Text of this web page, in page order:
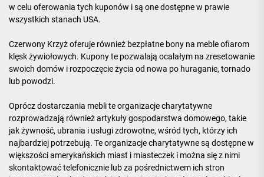
w celu oferowania tych kuponów i są one dostępne w prawie
wszystkich stanach USA.
Czerwony Krzyż oferuje również bezpłatne bony na meble ofiarom
klęsk żywiołowych. Kupony te pozwalają ocalałym na zresetowanie
swoich domów i rozpoczęcie życia od nowa po huraganie, tornado
lub powodzi.
Oprócz dostarczania mebli te organizacje charytatywne
rozprowadzają również artykuły gospodarstwa domowego, takie
jak żywność, ubrania i usługi zdrowotne, wśród tych, którzy ich
najbardziej potrzebują. Te organizacje charytatywne są dostępne w
większości amerykańskich miast i miasteczek i można się z nimi
skontaktować telefonicznie lub za pośrednictwem ich stron